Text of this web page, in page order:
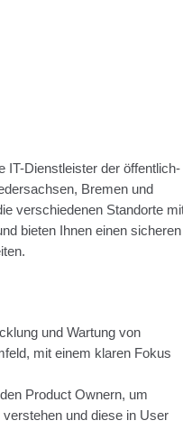
IT-Dienstleister der öffentlich-
Bremen und
verschiedenen Standorte
bieten Ihnen einen sicheren
und Wartung von
mit einem klaren Fokus
Product Ownern, um
und diese in User